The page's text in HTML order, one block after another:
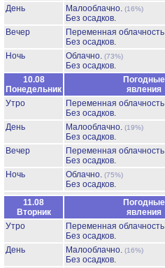
День
Малооблачно. (16%)
Без осадков.
Вечер
Переменная
Без осадков.
Ночь
Облачно. (73%)
Без осадков.
10.08
Понедельник
Погодные
явления
Утро
Переменная
Без осадков.
День
Малооблачно. (19%)
Без осадков.
Вечер
Переменная
Без осадков.
Ночь
Облачно. (75%)
Без осадков.
11.08
Вторник
Погодные
явления
Утро
Переменная
Без осадков.
День
Малооблачно. (16%)
Без осадков.